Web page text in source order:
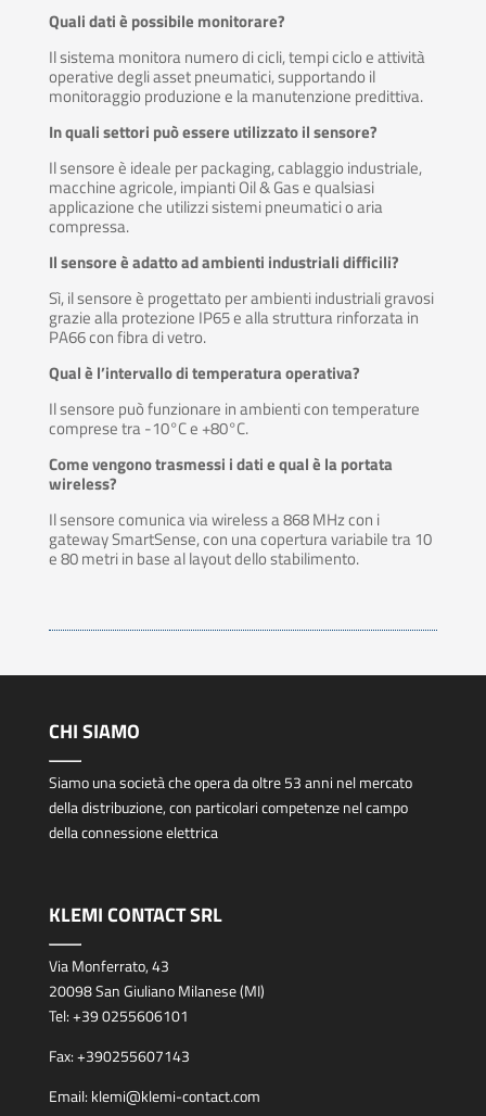
Quali dati è possibile monitorare?
Il sistema monitora numero di cicli, tempi ciclo e attività
operative degli asset pneumatici, supportando il
monitoraggio produzione e la manutenzione predittiva.
In quali settori può essere utilizzato il sensore?
Il sensore è ideale per packaging, cablaggio industriale,
macchine agricole, impianti Oil & Gas e qualsiasi
applicazione che utilizzi sistemi pneumatici o aria
compressa.
Il sensore è adatto ad ambienti industriali difficili?
Sì, il sensore è progettato per ambienti industriali gravosi
grazie alla protezione IP65 e alla struttura rinforzata in
PA66 con fibra di vetro.
Qual è l’intervallo di temperatura operativa?
Il sensore può funzionare in ambienti con temperature
comprese tra -10°C e +80°C.
Come vengono trasmessi i dati e qual è la portata
wireless?
Il sensore comunica via wireless a 868 MHz con i
gateway SmartSense, con una copertura variabile tra 10
e 80 metri in base al layout dello stabilimento.
CHI SIAMO
Siamo una società che opera da oltre 53 anni nel mercato
della distribuzione, con particolari competenze nel campo
della connessione elettrica
KLEMI CONTACT SRL
Via Monferrato, 43
20098 San Giuliano Milanese (MI)
Tel:+39 0255606101
Fax:+390255607143
Email: klemi@klemi-contact.com